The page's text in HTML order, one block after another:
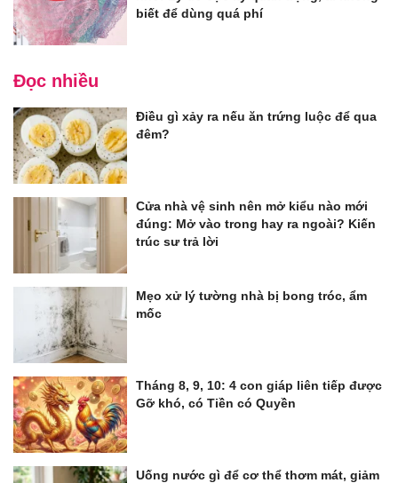
biết để dùng quá phí
Đọc nhiều
Điều gì xảy ra nếu ăn trứng luộc để qua
đêm?
Cửa nhà vệ sinh nên mở kiểu nào mới
đúng: Mở vào trong hay ra ngoài? Kiến
trúc sư trả lời
Mẹo xử lý tường nhà bị bong tróc, ẩm
mốc
Tháng 8, 9, 10: 4 con giáp liên tiếp được
Gỡ khó, có Tiền có Quyền
Uống nước gì để cơ thể thơm mát, giảm